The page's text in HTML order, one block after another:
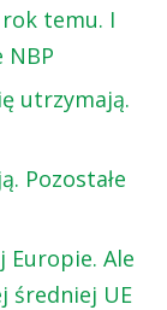
rok temu. I
NBP
utrzymają.
Pozostałe
Europie. Ale
średniej UE